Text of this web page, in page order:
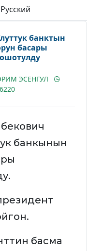
Русский
банктын
басары
ЭСЕНГУЛ
банкынын
басма